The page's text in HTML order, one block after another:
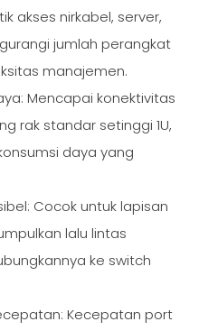
akses nirkabel, server,
jumlah perangkat
manajemen.
Mencapai konektivitas
rak standar setinggi 1U,
daya yang
Cocok untuk lapisan
lalu lintas
ke switch
Kecepatan port